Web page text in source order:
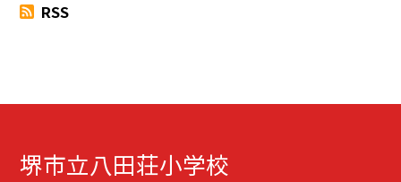
RSS
堺市立八田荘小学校